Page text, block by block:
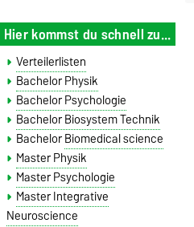
Hier kommst du schnell zu...
Verteilerlisten
Bachelor Physik
Bachelor Psychologie
Bachelor Biosystem Technik
BachelorBiomedical science
Master Physik
Master Psychologie
Master Integrative
Neuroscience